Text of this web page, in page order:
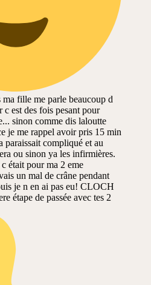
ma fille me parle beaucoup d
est des fois pesant pour
sinon comme dis laloutte
je me rappel avoir pris 15 min
paraissait compliqué et au
ou sinon ya les infirmières.
était pour ma 2 eme
un mal de crâne pendant
je n en ai pas eu! CLOCH
étape de passée avec tes 2